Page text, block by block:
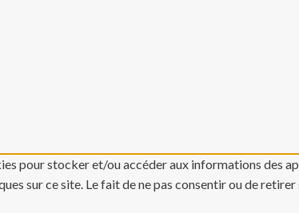
pour stocker et/ou accéder aux informations des
sur ce site. Le fait de ne pas consentir ou de